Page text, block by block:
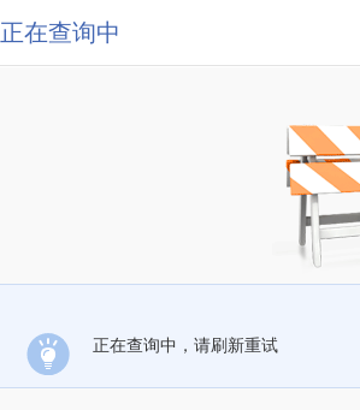
正在查询中
正在查询中，请刷新重试